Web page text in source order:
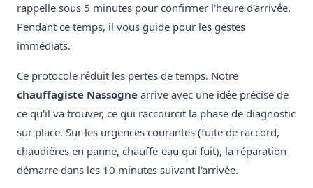
rappelle sous 5 minutes pour confirmer l'heure d'arrivée.
Pendant ce temps, il vous guide pour les gestes
immédiats.
Ce protocole réduit les pertes de temps. Notre
chauffagiste Nassogne arrive avec une idée précise de
ce qu'il va trouver, ce qui raccourcit la phase de diagnostic
sur place. Sur les urgences courantes (fuite de raccord,
chaudières en panne, chauffe-eau qui fuit), la réparation
démarre dans les 10 minutes suivant l'arrivée.